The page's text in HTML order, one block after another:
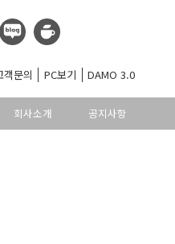
객문의 PC보기 DAMO 3.0
회사소개 공지사항